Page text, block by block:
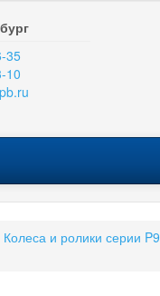
35
10
Колеса и ролики серии P9